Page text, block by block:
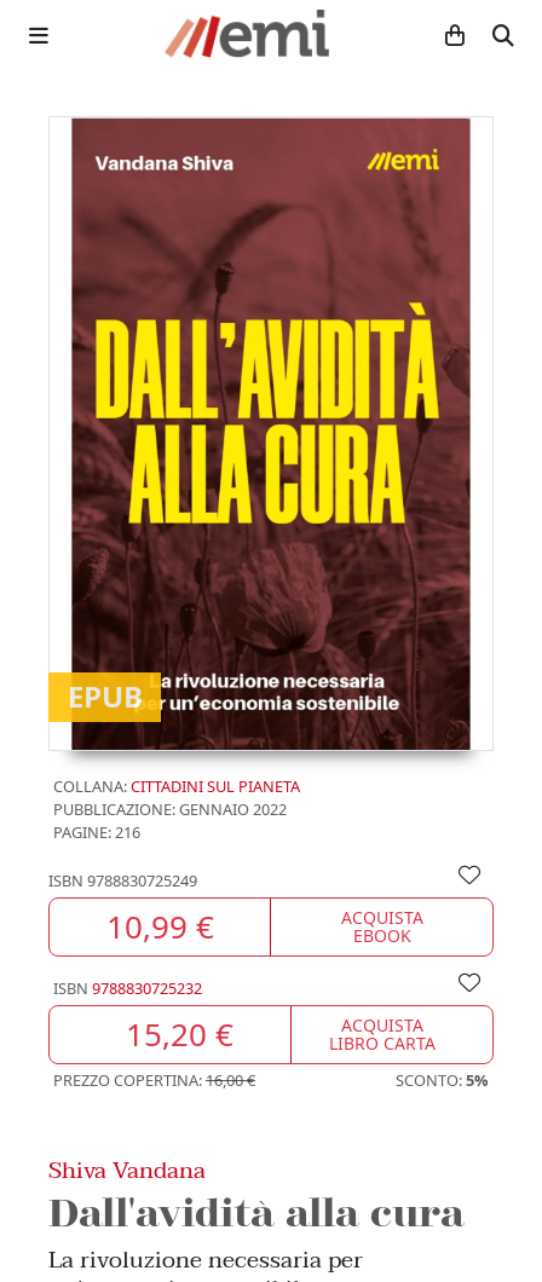
EPUB
COLLANA:CITTADINI SUL PIANETA
PUBBLICAZIONE:GENNAIO 2022
PAGINE: 216
ISBN 9788830725249
10,99 € ACQUISTA
EBOOK
ISBN 9788830725232
15,20 € ACQUISTA
LIBRO CARTA
PREZZO COPERTINA:16,00 € SCONTO:5%
Shiva Vandana
Dall'avidità alla cura
La rivoluzione necessaria per